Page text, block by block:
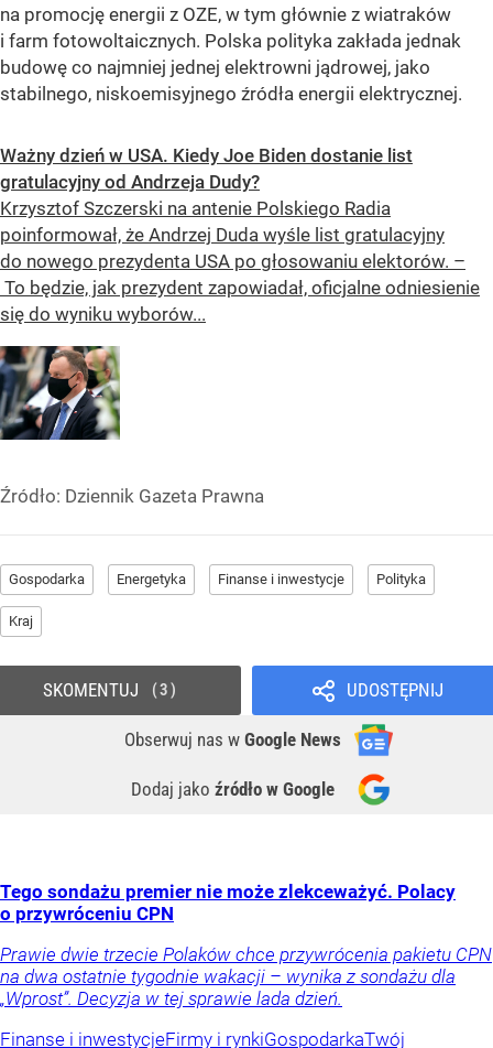
na promocję energii z OZE, w tym głównie z wiatraków
i farm fotowoltaicznych. Polska polityka zakłada jednak
budowę co najmniej jednej elektrowni jądrowej, jako
stabilnego, niskoemisyjnego źródła energii elektrycznej.
Ważny dzień w USA. Kiedy Joe Biden dostanie list
gratulacyjny od Andrzeja Dudy?
Krzysztof Szczerski na antenie Polskiego Radia
poinformował, że Andrzej Duda wyśle list gratulacyjny
do nowego prezydenta USA po głosowaniu elektorów. –
To będzie, jak prezydent zapowiadał, oficjalne odniesienie
się do wyniku wyborów...
Źródło: Dziennik Gazeta Prawna
Gospodarka Energetyka Finanse i inwestycje Polityka
Kraj
UDOSTĘPNIJ
Obserwuj nas w Google News
Dodaj jako źródło w Google
SKOMENTUJ 3
Tego sondażu premier nie może zlekceważyć. Polacy
o przywróceniu CPN
Prawie dwie trzecie Polaków chce przywrócenia pakietu CPN
na dwa ostatnie tygodnie wakacji – wynika z sondażu dla
„Wprost”. Decyzja w tej sprawie lada dzień.
Finanse i inwestycjeFirmy i rynkiGospodarkaTwój